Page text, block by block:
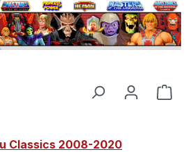
Classics 2008-2020